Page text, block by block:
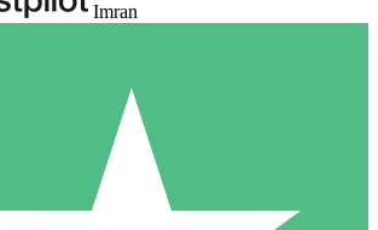
Imran